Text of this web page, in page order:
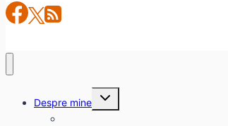
Despre mine
Toggle